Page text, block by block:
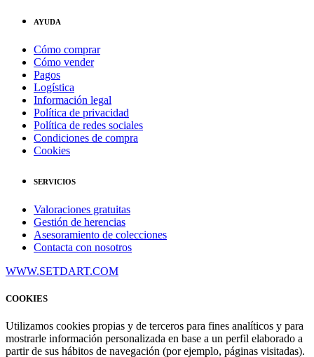
AYUDA
Cómo comprar
Cómo vender
Pagos
Logística
Información legal
Política de privacidad
Política de redes sociales
Condiciones de compra
Cookies
SERVICIOS
Valoraciones gratuitas
Gestión de herencias
Asesoramiento de colecciones
Contacta con nosotros
WWW.SETDART.COM
COOKIES
Utilizamos cookies propias y de terceros para fines analíticos y para
mostrarle información personalizada en base a un perfil elaborado a
partir de sus hábitos de navegación (por ejemplo, páginas visitadas).